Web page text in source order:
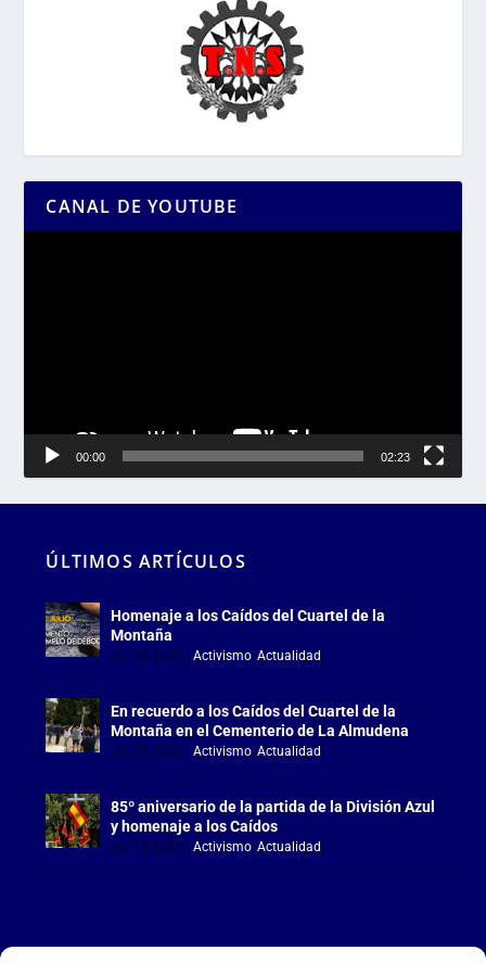
CANAL DE YOUTUBE
00:00 02:23
ÚLTIMOS ARTÍCULOS
Homenaje a los Caídos del Cuartel de la
Montaña
Jul 18, 2026 |Activismo,Actualidad
En recuerdo a los Caídos del Cuartel de la
Montaña en el Cementerio de La Almudena
Jul 18, 2026 |Activismo,Actualidad
85º aniversario de la partida de la División Azul
y homenaje a los Caídos
Jul 15, 2026 |Activismo,Actualidad